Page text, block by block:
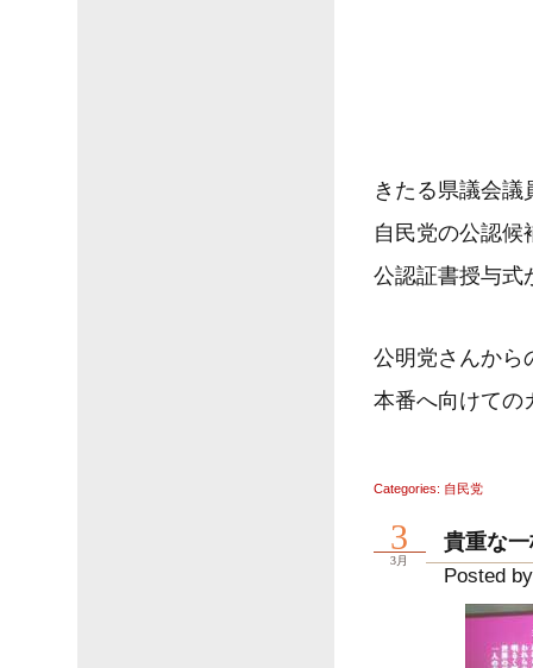
きたる県議会議
自民党の公認候
公認証書授与式
公明党さんから
本番へ向けての
Categories: 自民党
貴重な
Posted
3
3月